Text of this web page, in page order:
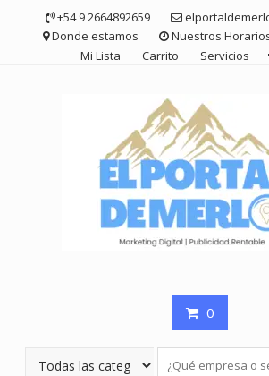
contenido
+54 9 2664892659
Donde estamos
Nuestros
Mi Lista
Carrito Servicios
0